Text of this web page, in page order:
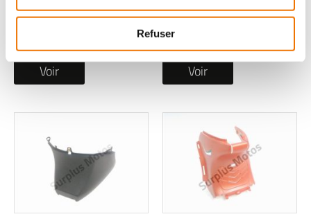
Refuser
1 en stock
Voir
1 en stock
29
Voir